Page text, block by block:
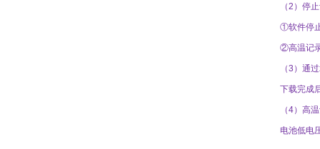
（2 ）停
①软件停
②高温记
（3 ） 通过
下载完成
（4） 高
电池低电